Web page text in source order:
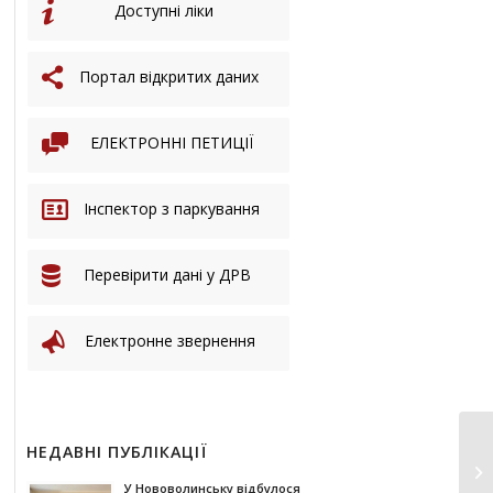
Доступні ліки
Портал відкритих даних
ЕЛЕКТРОННІ ПЕТИЦІЇ
Інспектор з паркування
Перевірити дані у ДРВ
Електронне звернення
НЕДАВНІ ПУБЛІКАЦІЇ
У Нововолинську відбулося